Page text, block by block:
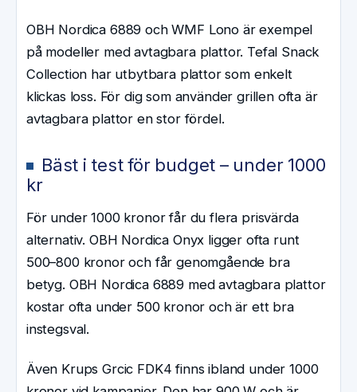
OBH Nordica 6889 och WMF Lono är exempel
på modeller med avtagbara plattor. Tefal Snack
Collection har utbytbara plattor som enkelt
klickas loss. För dig som använder grillen ofta är
avtagbara plattor en stor fördel.
Bäst i test för budget – under 1000
kr
För under 1000 kronor får du flera prisvärda
alternativ. OBH Nordica Onyx ligger ofta runt
500–800 kronor och får genomgående bra
betyg. OBH Nordica 6889 med avtagbara plattor
kostar ofta under 500 kronor och är ett bra
instegsval.
Även Krups Grcic FDK4 finns ibland under 1000